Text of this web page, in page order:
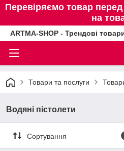
Перевіряємо товар
на
ARTMA-SHOP - Трендові
Товари та послуги
Водяні пістолети
Сортування